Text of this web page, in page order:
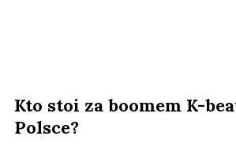
Kto stoi za boomem K-
Polsce?